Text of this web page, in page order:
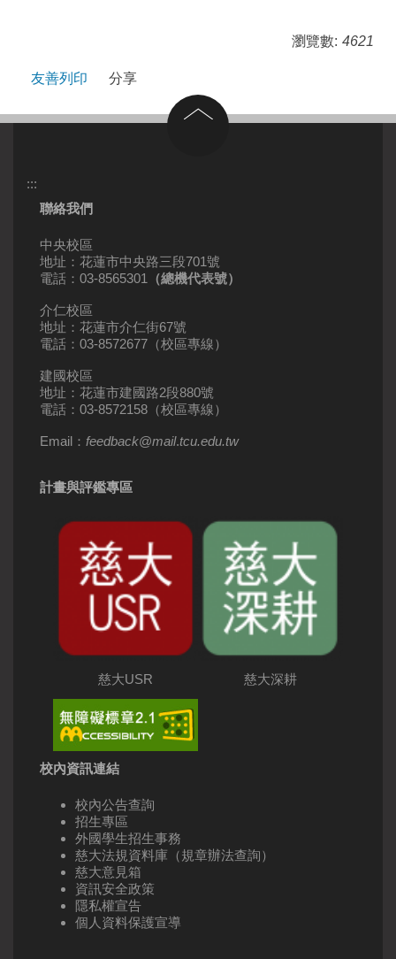
瀏覽數: 4621
友善列印 分享
回到頂部
:::
聯絡我們
中央校區
地址：花蓮市中央路三段701號
電話：03-8565301
（總機代表號）
介仁校區
地址：花蓮市介仁街67號
電話：03-8572677（校區專線）
建國校區
地址：花蓮市建國路2段880號
電話：03-8572158（校區專線）
Email： feedback@mail.tcu.edu.tw
計畫與評鑑專區
慈大USR 慈大深耕
校內資訊連結
校內公告查詢
招生專區
外國學生招生事務
慈大法規資料庫（規章辦法查詢）
慈大意見箱
資訊安全政策
隱私權宣告
個人資料保護宣導